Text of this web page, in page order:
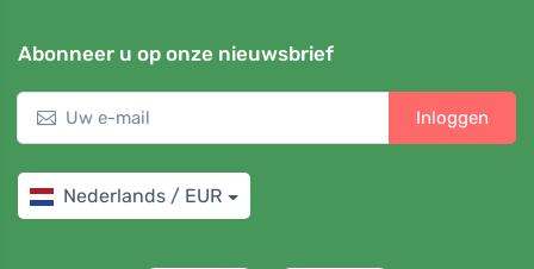
Abonneer u op onze nieuwsbrief
Inloggen
Nederlands / EUR